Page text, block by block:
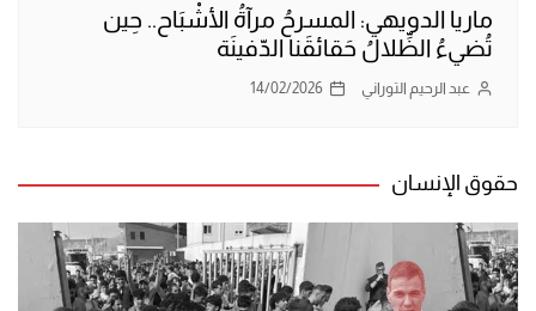
ماريا الدويهي: المسرحُ مرآةُ الأشْبَاح.. حِين
تُضيءُ الظِّلالُ حَقائقَنا الدّفينَة
عبد الرحيم التوراني 14/02/2026
حقوق الإنسان